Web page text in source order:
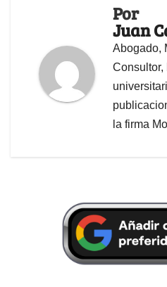
Por
Juan
Abogado,
Consultor,
la firma